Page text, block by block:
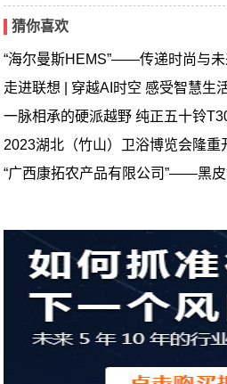
猜你喜欢
“海尔曼斯HEMS”——传递时尚与
走进联想 | 穿越AI时空 感受智慧生
一脉相承的硬派越野 纯正五十铃
2023湖北（竹山）卫浴博览会隆重
“广西康拓农产品有限公司”——黑